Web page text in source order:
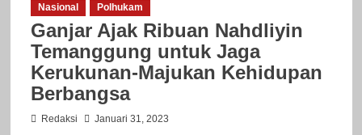
Masalah
Izin
Mie
Gacoan
Puspitek
Serpong,
Nasional Polhukam
Ganjar Ajak Ribuan Nahdliyin
Temanggung untuk Jaga
Kerukunan-Majukan Kehidupan
Berbangsa
Redaksi Januari 31, 2023